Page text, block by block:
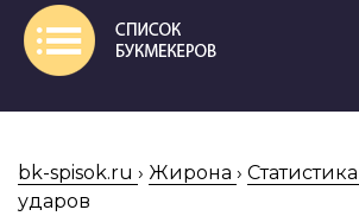
bk-spisok.ru › Жирона › Статистика
ударов